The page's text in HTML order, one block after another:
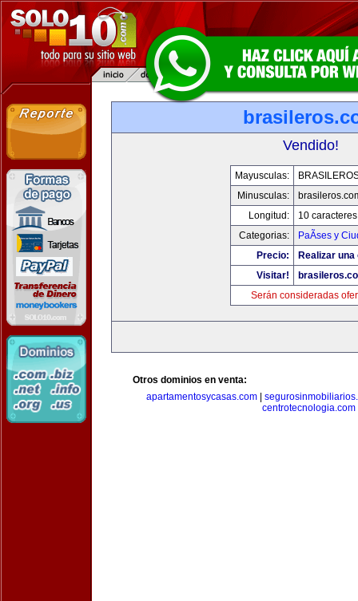
Vendido!
Mayusculas:
Minusculas:
Longitud:
10 caracteres
Categorias:
PaÃ­ses y
Precio:
Realizar
Visitar!
Serán consideradas
Otros dominios en venta:
apartamentosycasas.com|
centrotecnologia.com